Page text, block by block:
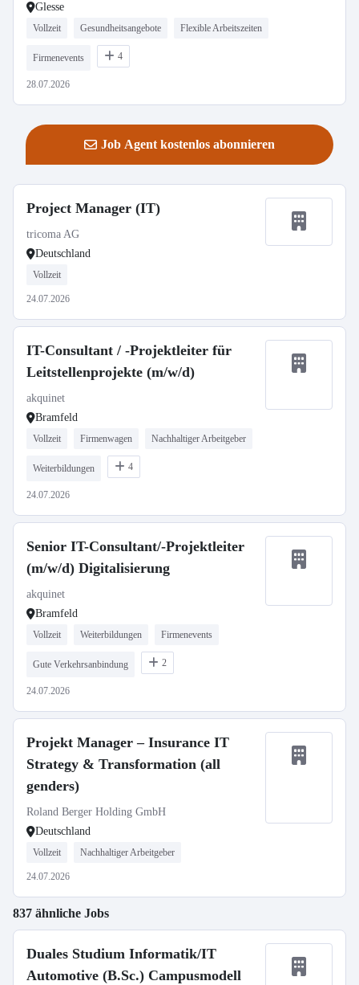
Glesse
Vollzeit Gesundheitsangebote Flexible Arbeitszeiten
Firmenevents 4
28.07.2026
Job Agent kostenlos abonnieren
Project Manager (IT)
tricoma AG
Deutschland
Vollzeit
24.07.2026
IT-Consultant / -Projektleiter für
Leitstellenprojekte (m/w/d)
akquinet
Bramfeld
Vollzeit Firmenwagen Nachhaltiger Arbeitgeber
Weiterbildungen 4
24.07.2026
Senior IT-Consultant/-Projektleiter
(m/w/d) Digitalisierung
akquinet
Bramfeld
Vollzeit Weiterbildungen Firmenevents
Gute Verkehrsanbindung 2
24.07.2026
Projekt Manager – Insurance IT
Strategy & Transformation (all
genders)
Roland Berger Holding GmbH
Deutschland
Vollzeit Nachhaltiger Arbeitgeber
24.07.2026
837 ähnliche Jobs
Duales Studium Informatik/IT
Automotive (B.Sc.) Campusmodell